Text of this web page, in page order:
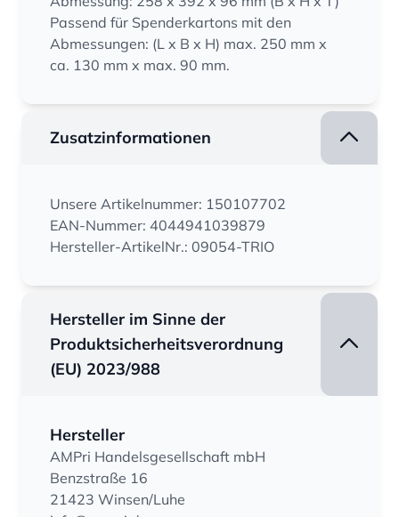
Passend für Spenderkartons mit den
Abmessungen: (L x B x H) max. 250 mm x
ca. 130 mm x max. 90 mm.
Zusatzinformationen
Unsere Artikelnummer: 150107702
EAN-Nummer: 4044941039879
Hersteller-ArtikelNr.: 09054-TRIO
Hersteller im Sinne der
Produktsicherheitsverordnung
(EU) 2023/988
Hersteller
AMPri Handelsgesellschaft mbH
Benzstraße 16
21423 Winsen/Luhe